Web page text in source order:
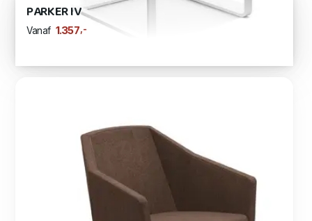
PARKER IV
Vanaf 1.357,-